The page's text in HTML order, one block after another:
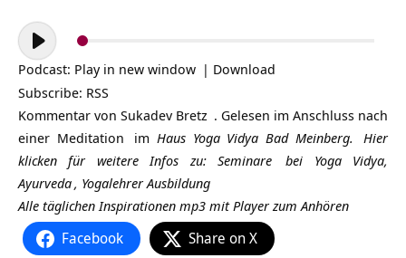
Audio-
Player
Podcast: Play in new window | Download
Subscribe: RSS
Kommentar von Sukadev Bretz . Gelesen im Anschluss nach
einer Meditation im Haus Yoga Vidya Bad Meinberg.
Hier
klicken für weitere Infos zu: Seminare
bei Yoga Vidya,
Ayurveda, Yogalehrer Ausbildung
Alle täglichen Inspirationen mp3 mit Player zum Anhören
Facebook Share on X